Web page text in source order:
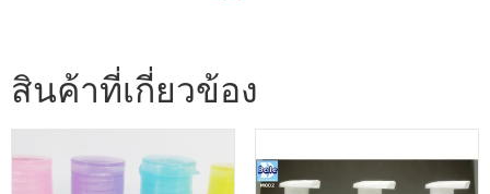
สินค้าที่เกี่ยวข้อง